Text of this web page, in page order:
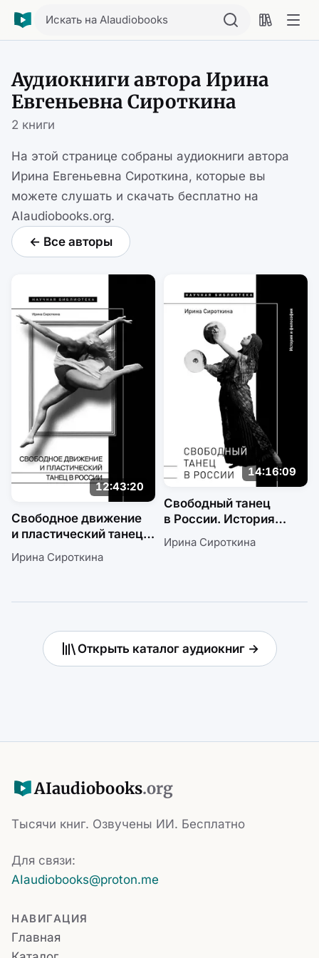
Искать на AIaudiobooks
Аудиокниги автора Ирина
Евгеньевна Сироткина
2 книги
На этой странице собраны аудиокниги автора
Ирина Евгеньевна Сироткина, которые вы
можете слушать и скачать бесплатно на
AIaudiobooks.org.
← Все авторы
12:43:20
Свободное движение
и пластический танец
в России
Ирина Сироткина
14:16:09
Свободный танец
в России. История
Ирина Сироткина
Открыть каталог аудиокниг →
AIaudiobooks.org
Тысячи книг. Озвучены ИИ. Бесплатно
Для связи:
AIaudiobooks@proton.me
НАВИГАЦИЯ
Главная